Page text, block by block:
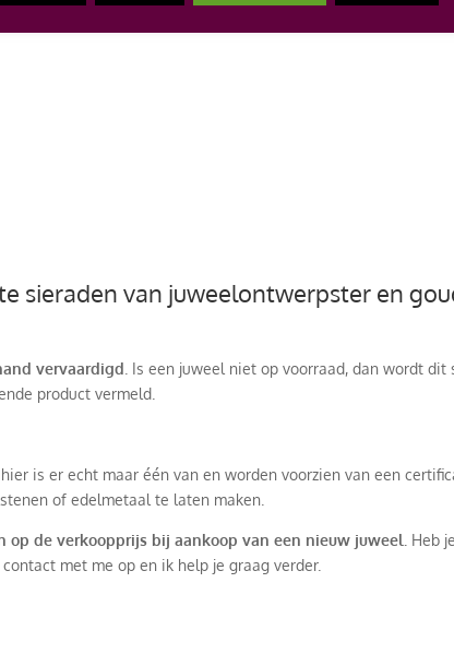
sieraden van juweelontwerpster en
vervaardigd . Is een juweel niet op voorraad, dan wordt
product vermeld.
is er echt maar één van en worden voorzien van een
of edelmetaal te laten maken.
de verkoopprijs bij aankoop van een nieuw juweel. Heb
met me op en ik help je graag verder.